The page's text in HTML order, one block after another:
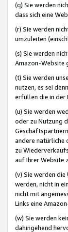
(q) Sie werden
dass sich eine
(r) Sie werden
umzuleiten
(s) Sie werden
Amazon-Website
(t) Sie werden
nutzen, es sei
erfüllen die in der
(u) Sie werden
oder zu Nutzung
andere natürliche
zu
auf Ihrer Website
(v) Sie werden
werden, nicht in
nicht mit
Links eine
(w) Sie werden
dahingehend